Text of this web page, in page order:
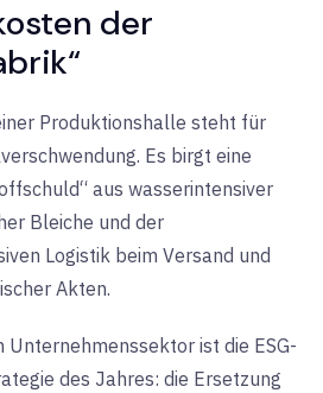
der
Produktionshalle steht für
Es birgt eine
aus wasserintensiver
Bleiche und der
Logistik beim Versand und
Akten.
ist die ESG-
des Jahres: die Ersetzung